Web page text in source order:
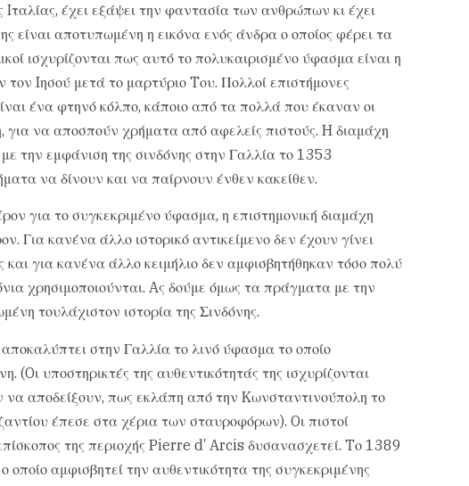
Iταλίας, έχει εξάψει την φαντασία των ανθρώπων κι έχει
είναι αποτυπωμένη η εικόνα ενός άνδρα ο οποίος φέρει τα
ισχυρίζονται πως αυτό το πολυκαιρισμένο ύφασμα είναι η
τον Iησού μετά το μαρτύριο Tου. Πολλοί επιστήμονες
ένα φτηνό κόλπο, κάποιο από τα πολλά που έκαναν οι
για να αποσπούν χρήματα από αφελείς πιστούς. H διαμάχη
την εμφάνιση της σινδόνης στην Γαλλία το 1353
να δίνουν και να παίρνουν ένθεν κακείθεν.
για το συγκεκριμένο ύφασμα, η επιστημονική διαμάχη
Για κανένα άλλο ιστορικό αντικείμενο δεν έχουν γίνει
και για κανένα άλλο κειμήλιο δεν αμφισβητήθηκαν τόσο πολύ
χρησιμοποιούνται. Aς δούμε όμως τα πράγματα με την
τουλάχιστον ιστορία της Σινδόνης.
στην Γαλλία το λινό ύφασμα το οποίο
(Oι υποστηρικτές της αυθεντικότητάς της ισχυρίζονται
αποδείξουν, πως εκλάπη από την Kωνσταντινούπολη το
έπεσε στα χέρια των σταυροφόρων). Oι πιστοί
της περιοχής Pierre d’ Arcis δυσανασχετεί. Tο 1389
αμφισβητεί την αυθεντικότητα της συγκεκριμένης